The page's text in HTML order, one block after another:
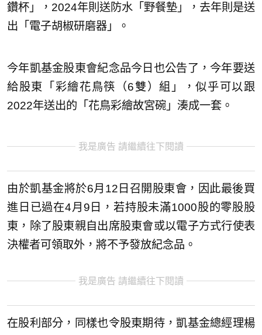
鑽杯」，2024年則送防水「野餐墊」，去年則是送
出「電子胡椒研磨器」。
今年凱基金股東會紀念品今日也公告了，今年要送
給股東「彩繪花鳥筷（6雙）組」，似乎可以跟
2022年送出的「花鳥彩繪故宮碗」湊成一套。
我是廣告 請繼續往下閱讀
由於凱基金將於6月12日召開股東會，因此最後買
進日已過在4月9日，若持股未滿1000股的零股股
東，除了股東親自出席股東會或以電子方式行使表
決權者可領取外，將不予發放紀念品。
我是廣告 請繼續往下閱讀
在股利部分，同樣也令股東期待，凱基金總經理楊